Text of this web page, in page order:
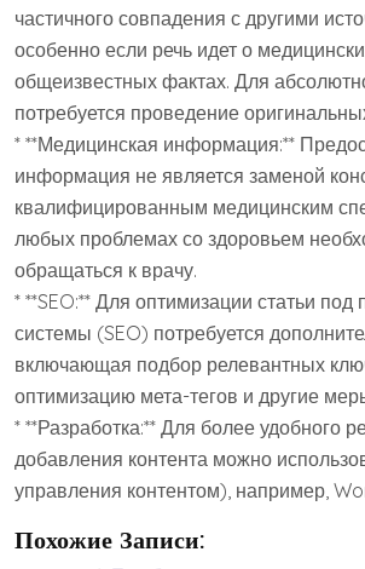
частичного совпадения с другими
особенно если речь идет о
общеизвестных фактах. Для
потребуется проведение
* **Медицинская информация:**
информация не является заменой
квалифицированным медицинским
любых проблемах со здоровьем
обращаться к врачу.
* **SEO:** Для оптимизации статьи под
системы (SEO) потребуется
включающая подбор релевантных
оптимизацию мета-тегов и другие
* **Разработка:** Для более удобного
добавления контента можно
управления контентом), например,
Похожие Записи: